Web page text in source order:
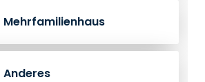
Mehrfamilienhaus
Anderes